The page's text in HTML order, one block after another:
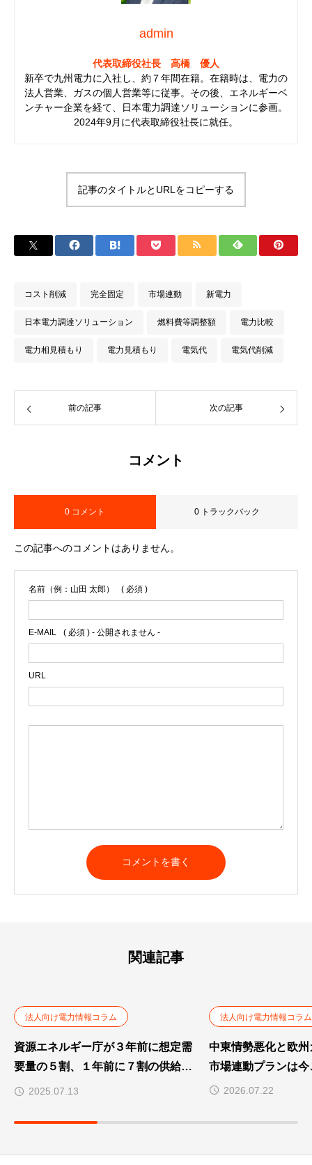
admin
代表取締役社長 高橋 優人
新卒で九州電力に入社し、約７年間在籍。在籍時は、電力の
法人営業、ガスの個人営業等に従事。その後、エネルギーベ
ンチャー企業を経て、日本電力調達ソリューションに参画。
2024年9月に代表取締役社長に就任。
記事のタイトルとURLをコピーする
コスト削減 完全固定 市場連動 新電力
日本電力調達ソリューション 燃料費等調整額 電力比較
電力相見積もり 電力見積もり 電気代 電気代削減
前の記事 次の記事
コメント
0 コメント 0 トラックバック
この記事へのコメントはありません。
名前（例：山田 太郎） ( 必須 )
E-MAIL ( 必須 ) - 公開されません -
URL
関連記事
法人向け電力情報コラム
資源エネルギー庁が３年前に想定需
要量の５割、１年前に７割の供給力
確保を義務づける制度を提案
2025.07.13
法人向け電力情報コラム
中東情勢悪化と欧
市場連動プランは
2026.07.22